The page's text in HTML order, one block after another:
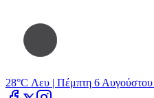
28°C Λευ | Πέμπτη 6